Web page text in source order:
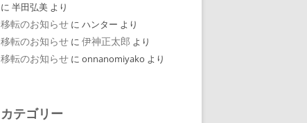
に 半田弘美 より
移転のお知らせ に ハンター より
移転のお知らせ に 伊神正太郎 より
移転のお知らせ に onnanomiyako より
カテゴリー